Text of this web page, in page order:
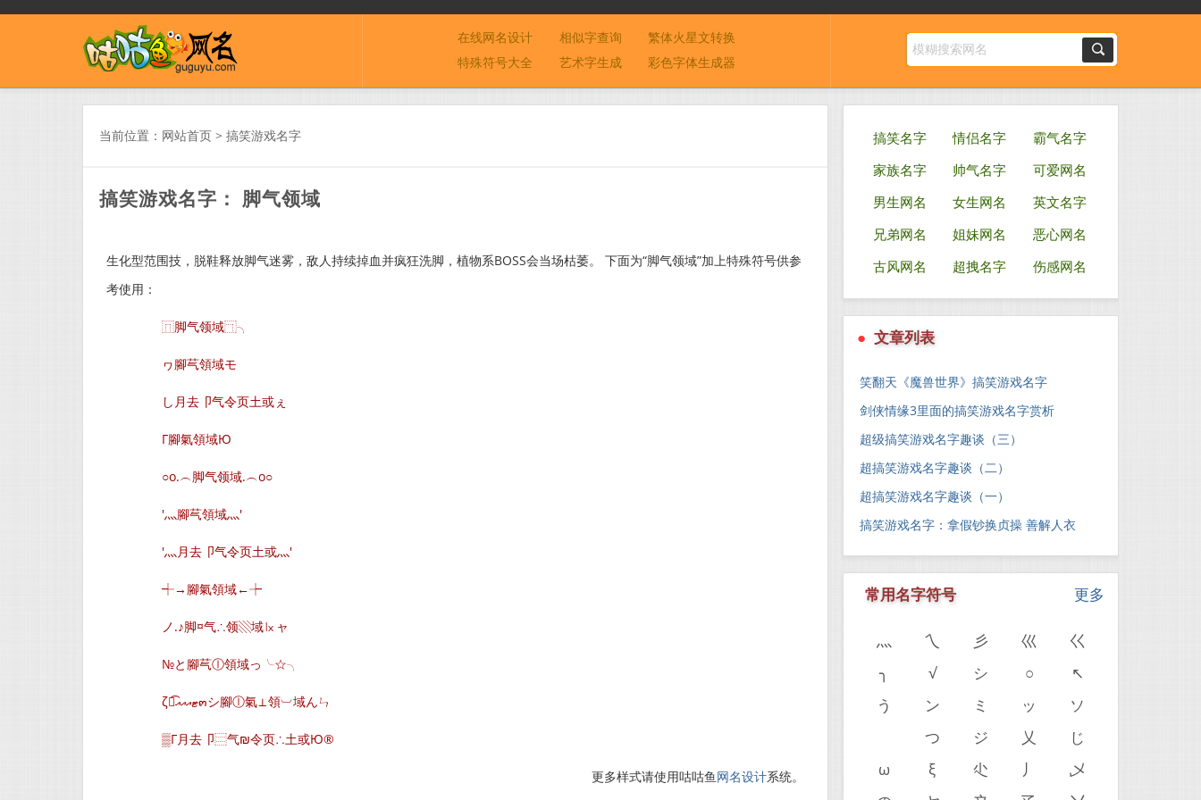
在线网名设计 相似字查询
繁体火星文转换
特殊符号大全
艺术字生成 彩色字体生成器
当前位置： 网站首页 > 搞笑游戏名字
搞笑游戏名字： 脚气领域
生化型范围技，脱鞋释放脚气迷雾，敌人持续掉血并疯狂洗脚，植物系BOSS会当场枯萎。 下面为“脚气领域”加上特殊符号供参
考使用：
⿵脚气领域⿹╮
ヮ腳芞領域モ
し月去卩气令页土或ぇ
Г腳氣領域Ю
○o.︵脚气领域.︵o○
′灬腳芞領域灬′
′灬月去卩气令页土或灬′
┽→腳氣領域←┾
ノ.♪脚¤气∴领▧域㏓ャ
№と腳芞ⓛ領域っ╰☆╮
ζั͡ޓއއއ๓シ腳ⓛ氣⊥領︺域んㄣ
▒Г月去卩⿳气₪令页∴土或Ю®
更多样式请使用咕咕鱼网名设计系统。
搞笑名字 情侣名字
霸气名字
家族名字
帅气名字
可爱网名
男生网名
女生网名
英文名字
兄弟网名
姐妹网名
恶心网名
古风网名
超拽名字 伤感网名
● 文章列表
笑翻天《魔兽世界》搞笑游戏名字
剑侠情缘3里面的搞笑游戏名字赏析
超级搞笑游戏名字趣谈（三）
超搞笑游戏名字趣谈（二）
超搞笑游戏名字趣谈（一）
搞笑游戏名字：拿假钞换贞操 善解人衣
更多
常用名字符号
灬 乀 彡 巛
巜
╮
√ シ ○
↖
う
ン ミ ッ
ソ
つ ジ 乂
じ
ω
ξ 尐 丿
乄